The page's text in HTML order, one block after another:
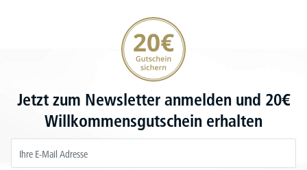
20€ Gutschein sichern
Jetzt zum Newsletter anmelden und 20€
Willkommensgutschein erhalten